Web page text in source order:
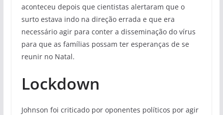
aconteceu depois que cientistas alertaram que o
surto estava indo na direção errada e que era
necessário agir para conter a disseminação do vírus
para que as famílias possam ter esperanças de se
reunir no Natal.
Lockdown
Johnson foi criticado por oponentes políticos por agir